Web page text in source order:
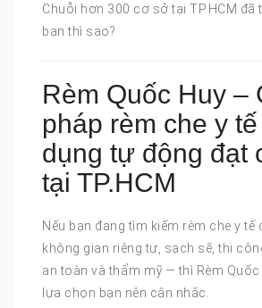
Chuỗi hơn 300 cơ sở tại TP.HCM
bạn thì sao?
Rèm Quốc Huy –
pháp rèm che y
dụng tự động đạt
tại TP.HCM
Nếu bạn đang tìm kiếm rèm che y tế
không gian riêng tư, sạch sẽ, thi
an toàn và thẩm mỹ — thì Rèm
lựa chọn bạn nên cân nhắc.